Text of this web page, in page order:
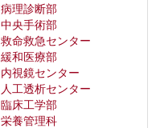
病理診断部
中央手術部
救命救急センター
緩和医療部
内視鏡センター
人工透析センター
臨床工学部
栄養管理科